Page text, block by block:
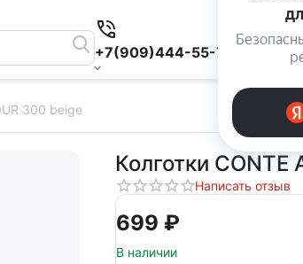
+7(909)444-55-78
300 beige
Колготки CONTE
Написать отзыв
‍699‍ ₽
В наличии